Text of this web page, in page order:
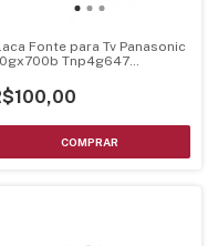
Fonte para Tv Panasonic
Tnp4g647